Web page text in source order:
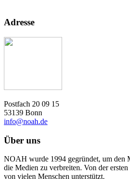
Adresse
Postfach 20 09 15
53139 Bonn
info@noah.de
Über uns
NOAH wurde 1994 gegründet, um den
die Medien zu verbreiten. Von der
von vielen Menschen unterstützt.